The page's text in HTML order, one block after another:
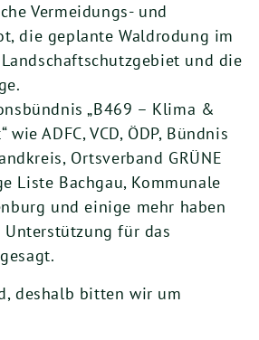
Vermeidungs- und
die geplante Waldrodung im
und die
„B469 – Klima &
ADFC, VCD, ÖDP, Bündnis
Ortsverband GRÜNE
Liste Bachgau, Kommunale
und einige mehr haben
für das
deshalb bitten wir um